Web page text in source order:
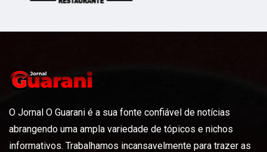
O Jornal O Guarani é a sua fonte confiável de notícias
abrangendo uma ampla variedade de tópicos e nichos
informativos. Trabalhamos incansavelmente para trazer as